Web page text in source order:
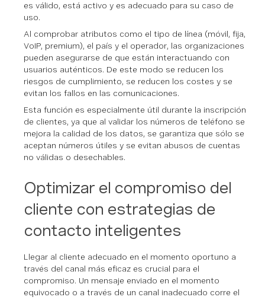
es válido, está activo y es adecuado para su caso de
uso.
Al comprobar atributos como el tipo de línea (móvil, fija,
VoIP, premium), el país y el operador, las organizaciones
pueden asegurarse de que están interactuando con
usuarios auténticos. De este modo se reducen los
riesgos de cumplimiento, se reducen los costes y se
evitan los fallos en las comunicaciones.
Esta función es especialmente útil durante la inscripción
de clientes, ya que al validar los números de teléfono se
mejora la calidad de los datos, se garantiza que sólo se
aceptan números útiles y se evitan abusos de cuentas
no válidas o desechables.
Optimizar el compromiso del
cliente con estrategias de
contacto inteligentes
Llegar al cliente adecuado en el momento oportuno a
través del canal más eficaz es crucial para el
compromiso. Un mensaje enviado en el momento
equivocado o a través de un canal inadecuado corre el